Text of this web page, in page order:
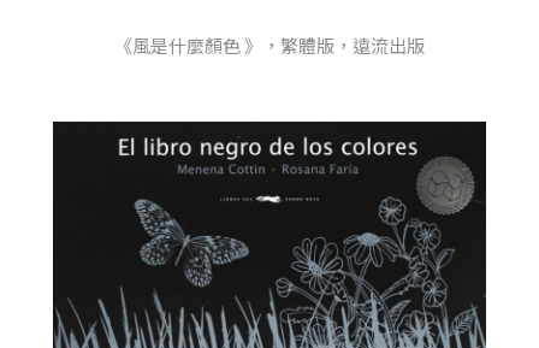
《風是什麼顏色 》，繁體版，遠流出版